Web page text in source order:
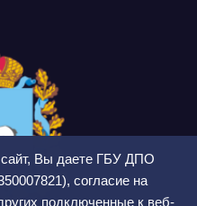
сайт, Вы даете ГБУ ДПО
согласие на
подключенные к веб-